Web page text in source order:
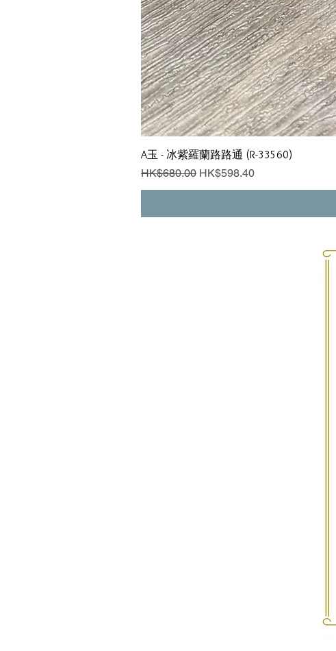
A玉 - 冰紫羅蘭路路通 (R-33560)
一般價格
HK$680.00 促銷價格
HK$598.40